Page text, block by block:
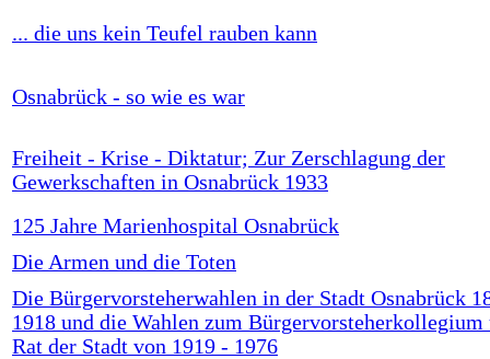
... die uns kein Teufel rauben kann
Osnabrück - so wie es war
Freiheit - Krise - Diktatur; Zur Zerschlagung der
Gewerkschaften in Osnabrück 1933
125 Jahre Marienhospital Osnabrück
Die Armen und die Toten
Die Bürgervorsteherwahlen in der Stadt Osnabrück
1918 und die Wahlen zum Bürgervorsteherkollegium
Rat der Stadt von 1919 - 1976